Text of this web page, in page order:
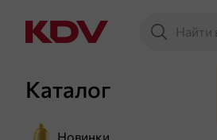
Каталог
Новинки